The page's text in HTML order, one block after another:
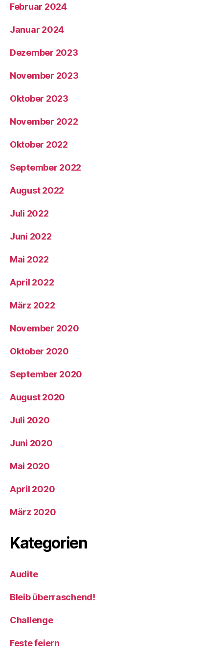
Februar 2024
Januar 2024
Dezember 2023
November 2023
Oktober 2023
November 2022
Oktober 2022
September 2022
August 2022
Juli 2022
Juni 2022
Mai 2022
April 2022
März 2022
November 2020
Oktober 2020
September 2020
August 2020
Juli 2020
Juni 2020
Mai 2020
April 2020
März 2020
Kategorien
Audite
Bleib überraschend!
Challenge
Feste feiern